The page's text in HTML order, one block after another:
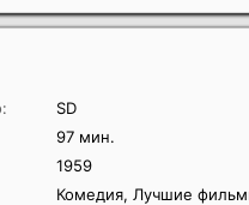
SD
97 мин.
1959
Комедия, Лучшие